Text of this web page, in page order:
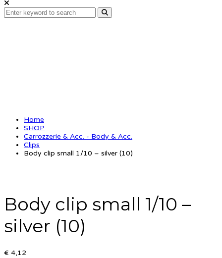
Home
SHOP
Carrozzerie & Acc. - Body & Acc.
Clips
Body clip small 1/10 – silver (10)
Body clip small 1/10 –
silver (10)
€ 4,12